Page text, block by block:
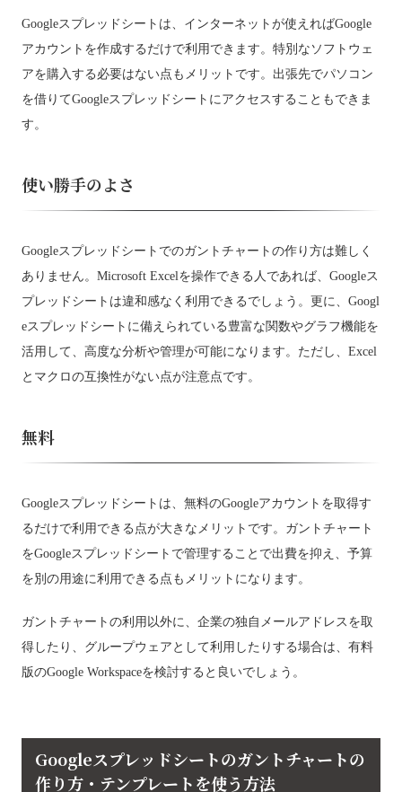
Googleスプレッドシートは、インターネットが使えればGoogle
アカウントを作成するだけで利用できます。特別なソフトウェ
アを購入する必要はない点もメリットです。出張先でパソコン
を借りてGoogleスプレッドシートにアクセスすることもできま
す。
使い勝手のよさ
Googleスプレッドシートでのガントチャートの作り方は難しく
ありません。Microsoft Excelを操作できる人であれば、Googleス
プレッドシートは違和感なく利用できるでしょう。更に、Googl
eスプレッドシートに備えられている豊富な関数やグラフ機能を
活用して、高度な分析や管理が可能になります。ただし、Excel
とマクロの互換性がない点が注意点です。
無料
Googleスプレッドシートは、無料のGoogleアカウントを取得す
るだけで利用できる点が大きなメリットです。ガントチャート
をGoogleスプレッドシートで管理することで出費を抑え、予算
を別の用途に利用できる点もメリットになります。
ガントチャートの利用以外に、企業の独自メールアドレスを取
得したり、グループウェアとして利用したりする場合は、有料
版のGoogle Workspaceを検討すると良いでしょう。
Googleスプレッドシートのガントチャートの
作り方・テンプレートを使う方法